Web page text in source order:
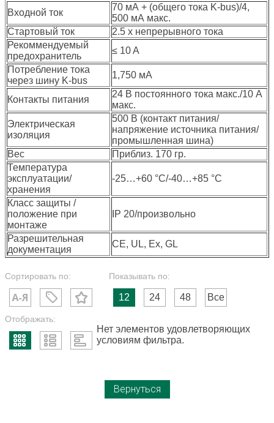
Входной ток
70 мА + (общего тока K-bus)/4,
500 мА макс.
Стартовый ток
2.5 x непрерывного тока
Рекоммендуемый
предохранитель
≤ 10 A
Потребление тока
через шину K-bus
1,750 мА
Контакты питания
24 В постоянного тока макс./10 A
макс.
Электрическая
изоляция
500 В (контакт питания/
напряжение источника питания/
промышленная шина)
Вес
Приблиз. 170 гр.
Температура
эксплуатации/
хранения
-25…+60 °C/-40…+85 °C
Класс защиты /
положение при
монтаже
IP 20/произвольно
Разрешительная
документация
CE, UL, Ex, GL⁠
Сортировать по: Показывать по:
12 24 48 Все
Отображать:
Нет элементов удовлетворяющих
условиям фильтра.
Вернуться